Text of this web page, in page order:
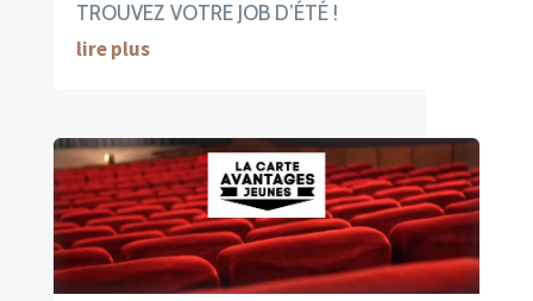
TROUVEZ VOTRE JOB D’ÉTÉ !
lire plus